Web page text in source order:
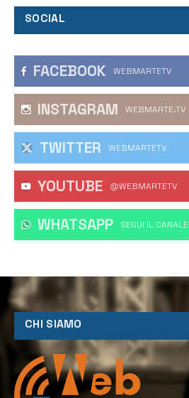
SOCIAL
FACEBOOK WEBMARTETV
INSTAGRAM WEBMARTE.TV
TWITTER WEBMARTETV
YOUTUBE @WEBMARTETV
WHATSAPP ‎SEGUI IL CANALE
CHI SIAMO